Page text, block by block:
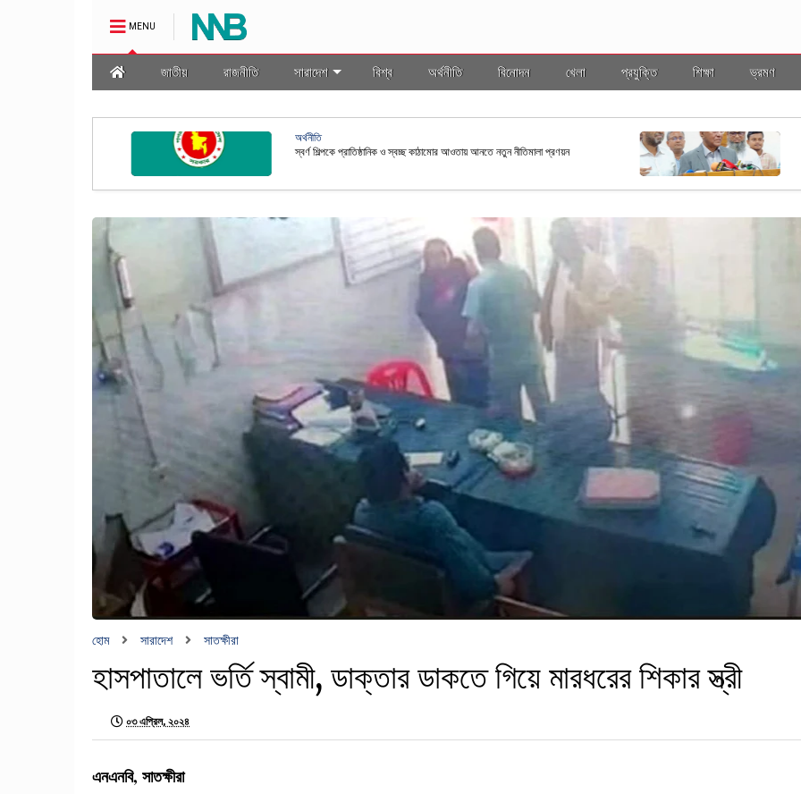
MENU
জাতীয় রাজনীতি সারাদেশ বিশ্ব অর্থনীতি বিনোদন খেলা প্রযুক্তি শিক্ষা ভ্রমণ
অর্থনীতি
স্বর্ণ শিল্পকে প্রাতিষ্ঠানিক ও স্বচ্ছ কাঠামোর আওতায় আনতে নতুন নীতিমালা প্রণয়ন
জাতীয়
হোম সারাদেশ সাতক্ষীরা
হাসপাতালে ভর্তি স্বামী, ডাক্তার ডাকতে গিয়ে মারধরের শিকার স্ত্রী
০৩ এপ্রিল, ২০২৪
এনএনবি, সাতক্ষীরা